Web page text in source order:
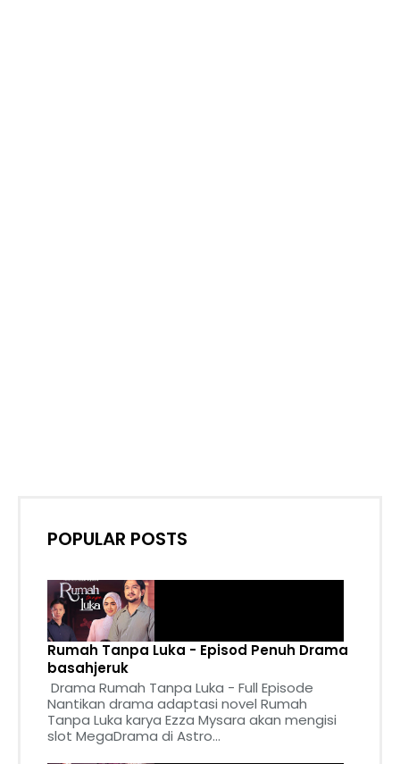
POPULAR POSTS
Rumah Tanpa Luka - Episod Penuh Drama
basahjeruk
Drama Rumah Tanpa Luka - Full Episode
Nantikan drama adaptasi novel Rumah
Tanpa Luka karya Ezza Mysara akan mengisi
slot MegaDrama di Astro...